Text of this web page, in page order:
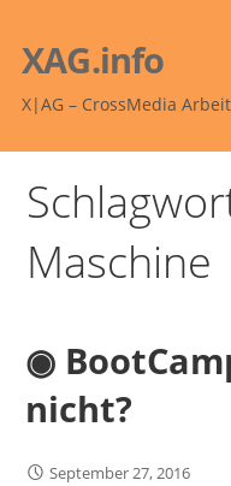
Inhalt
springen
XAG.info
X|AG – CrossMedia
Maschine
◉
nicht?
September 27, 2016